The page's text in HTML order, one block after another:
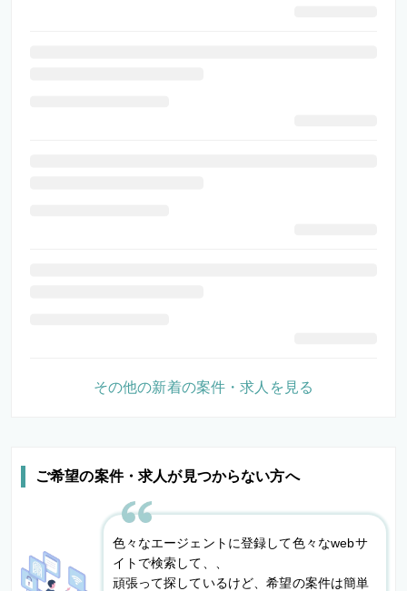
ご希望の案件・求人が見つからない方へ
色々なエージェントに登録して色々なwebサ
イトで検索して、、
頑張って探しているけど、希望の案件は簡単
その他の新着の案件・求人を見る